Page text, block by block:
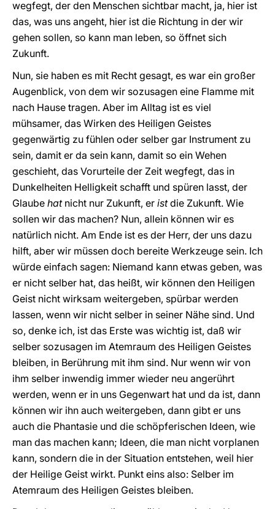
wegfegt, der den Menschen sichtbar macht, ja, hier ist
das, was uns angeht, hier ist die Richtung in der wir
gehen sollen, so kann man leben, so öffnet sich
Zukunft.
Nun, sie haben es mit Recht gesagt, es war ein großer
Augenblick, von dem wir sozusagen eine Flamme mit
nach Hause tragen. Aber im Alltag ist es viel
mühsamer, das Wirken des Heiligen Geistes
gegenwärtig zu fühlen oder selber gar Instrument zu
sein, damit er da sein kann, damit so ein Wehen
geschieht, das Vorurteile der Zeit wegfegt, das in
Dunkelheiten Helligkeit schafft und spüren lasst, der
Glaube hatnicht nur Zukunft, er istdie Zukunft. Wie
sollen wir das machen? Nun, allein können wir es
natürlich nicht. Am Ende ist es der Herr, der uns dazu
hilft, aber wir müssen doch bereite Werkzeuge sein. Ich
würde einfach sagen: Niemand kann etwas geben, was
er nicht selber hat, das heißt, wir können den Heiligen
Geist nicht wirksam weitergeben, spürbar werden
lassen, wenn wir nicht selber in seiner Nähe sind. Und
so, denke ich, ist das Erste was wichtig ist, daß wir
selber sozusagen im Atemraum des Heiligen Geistes
bleiben, in Berührung mit ihm sind. Nur wenn wir von
ihm selber inwendig immer wieder neu angerührt
werden, wenn er in uns Gegenwart hat und da ist, dann
können wir ihn auch weitergeben, dann gibt er uns
auch die Phantasie und die schöpferischen Ideen, wie
man das machen kann; Ideen, die man nicht vorplanen
kann, sondern die in der Situation entstehen, weil hier
der Heilige Geist wirkt. Punkt eins also: Selber im
Atemraum des Heiligen Geistes bleiben.